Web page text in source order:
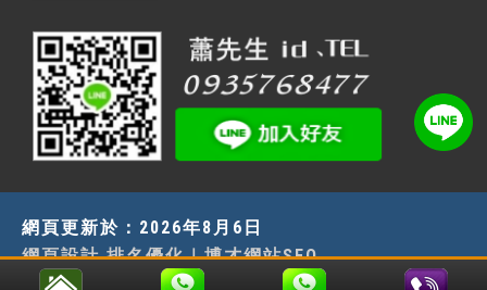
網頁更新於： 2026年8月6日
網頁設計.排名優化｜博才網站SEO